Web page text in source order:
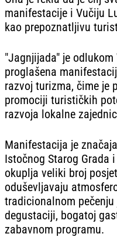
manifestacije i Vučiju
kao prepoznatljivu
"Jagnjijada" je odlukom
proglašena
razvoj turizma, čime je
promociji turističkih
razvoja lokalne
Manifestacija je
Istočnog Starog Grada
okuplja veliki broj
oduševljavaju
tradicionalnom
degustaciji, bogatoj
zabavnom programu.